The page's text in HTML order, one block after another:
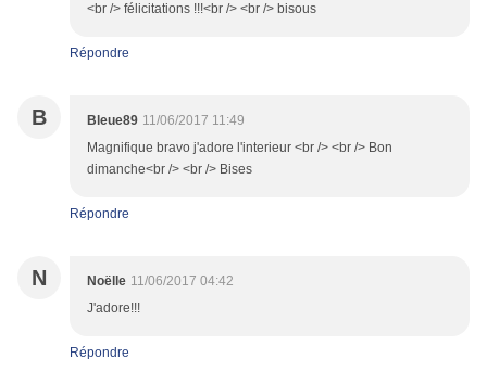
<br /> félicitations !!!<br /> <br /> bisous
Répondre
B Bleue89 11/06/2017 11:49
Magnifique bravo j'adore l'interieur <br /> <br /> Bon
dimanche<br /> <br /> Bises
Répondre
N Noëlle 11/06/2017 04:42
J'adore!!!
Répondre